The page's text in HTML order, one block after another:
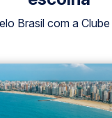
Brasil com a